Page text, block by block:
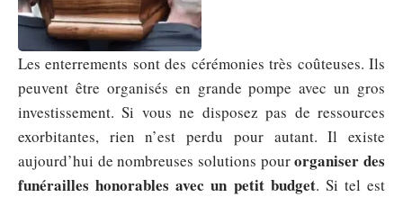
Les enterrements sont des cérémonies très coûteuses. Ils
peuvent être organisés en grande pompe avec un gros
investissement. Si vous ne disposez pas de ressources
exorbitantes, rien n’est perdu pour autant. Il existe
aujourd’hui de nombreuses solutions pourorganiser des
funérailles honorables avec un petit budget. Si tel est